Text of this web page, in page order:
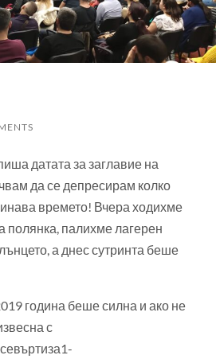
датата за заглавие на
да се депресирам колко
времето! Вчера ходихме
полянка, палихме лагерен
а днес сутринта беше
година беше силна и ако не
с